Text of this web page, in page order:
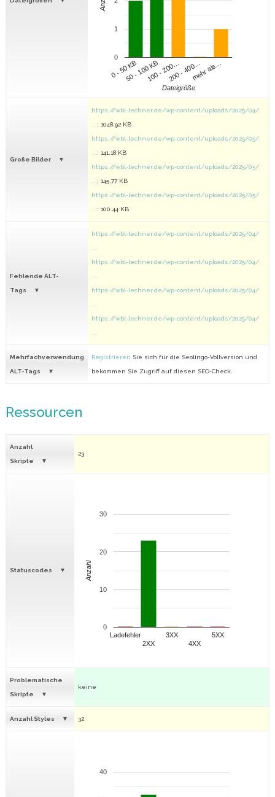
0 - 50 KB50 - 100 KB100 - 200…200 - 400…mehr als…
0
1
Dateigröße
Große Bilder
https://wbl-lechner.de/wp-content/uploads/2025/04/
: 1048.92 KB
https://wbl-lechner.de/wp-content/uploads/2025/05/
: 141.18 KB
https://wbl-lechner.de/wp-content/uploads/2025/05/
: 145.77 KB
https://wbl-lechner.de/wp-content/uploads/2025/05/
: 100.44 KB
Fehlende ALT-
Tags
https://wbl-lechner.de/wp-content/uploads/2025/04/
https://wbl-lechner.de/wp-content/uploads/2025/04/
https://wbl-lechner.de/wp-content/uploads/2025/04/
https://wbl-lechner.de/wp-content/uploads/2025/04/
Mehrfachverwendung
ALT-Tags
Registrieren Sie sich für die Seolingo-Vollversion und
bekommen Sie Zugriff auf diesen SEO-Check.
Ressourcen
Anzahl
Skripte
23
Statuscodes
Ladefehler
2XX
3XX
4XX
5XX
0
10
20
30
Anzahl
Problematische
Skripte
keine
Anzahl Styles 32
40